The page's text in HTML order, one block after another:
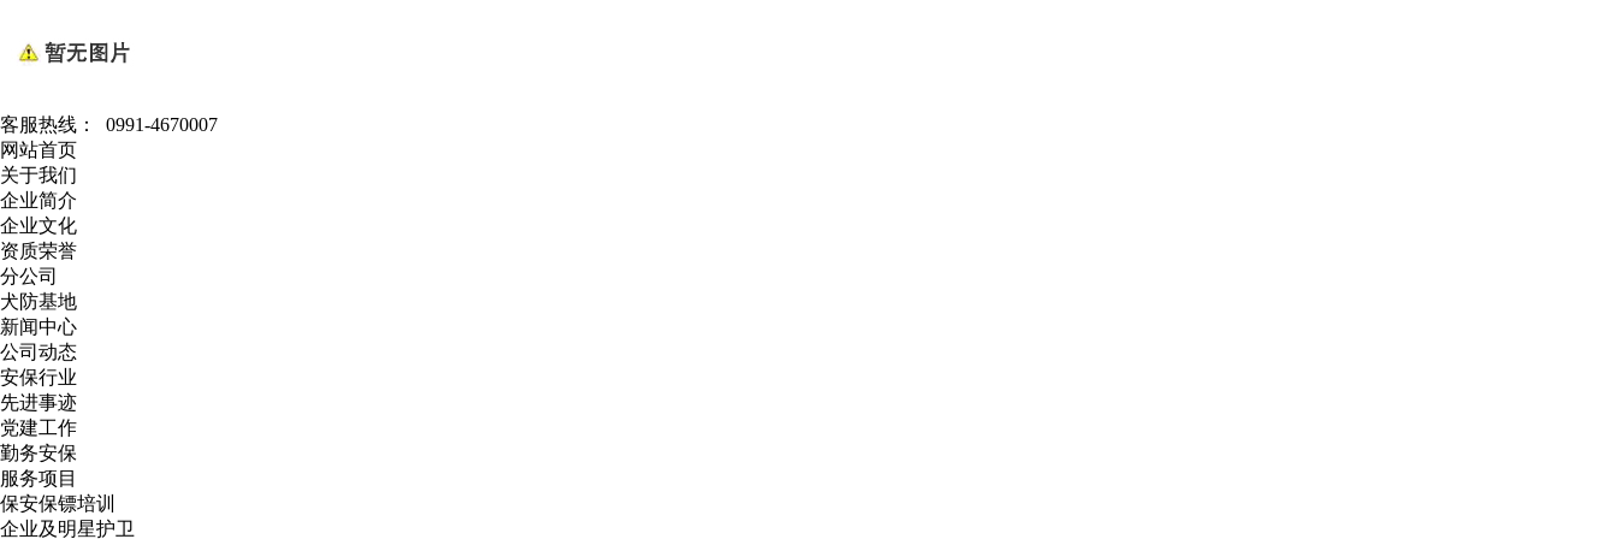
客服热线：
0991-4670007
网站首页
关于我们
企业简介
企业文化
资质荣誉
分公司
犬防基地
新闻中心
公司动态
安保行业
先进事迹
党建工作
勤务安保
服务项目
保安保镖培训
企业及明星护卫